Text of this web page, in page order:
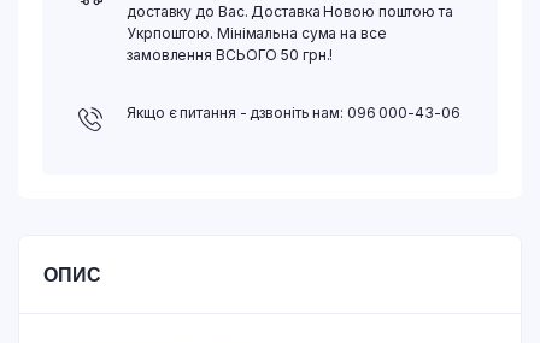
доставку до Вас. Доставка Новою поштою та
Укрпоштою. Мінімальна сума на все
замовлення ВСЬОГО 50 грн.!
Якщо є питання - дзвоніть нам: 096 000-43-06
ОПИС